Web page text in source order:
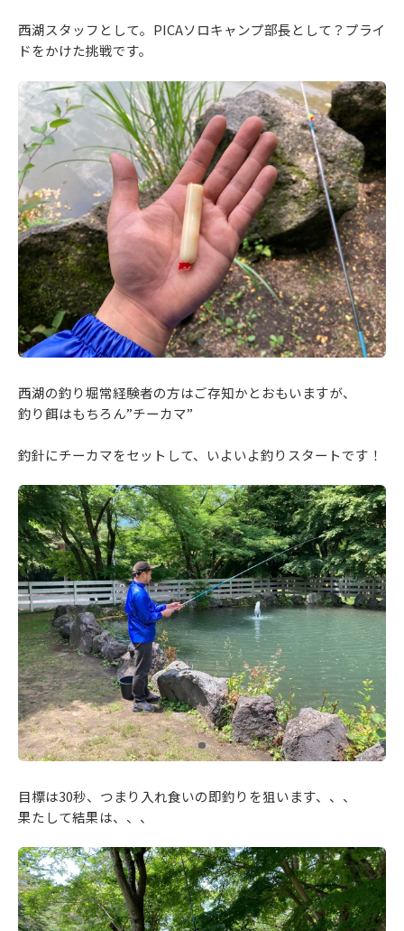
西湖スタッフとして。PICAソロキャンプ部長として？プライ
ドをかけた挑戦です。
西湖の釣り堀常経験者の方はご存知かとおもいますが、
釣り餌はもちろん”チーカマ”
釣針にチーカマをセットして、いよいよ釣りスタートです！
目標は30秒、つまり入れ食いの即釣りを狙います、、、
果たして結果は、、、